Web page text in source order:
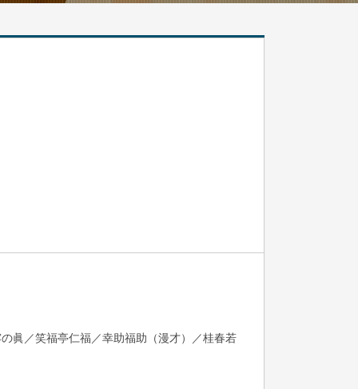
眞／笑福亭仁福／幸助福助（漫才）／桂春若